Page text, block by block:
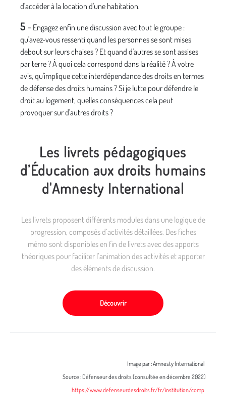
d'accéder à la location d'une habitation.
5- Engagez enfin une discussion avec tout le groupe :
qu'avez-vous ressenti quand les personnes se sont mises
debout sur leurs chaises ? Et quand d'autres se sont assises
par terre ? À quoi cela correspond dans la réalité ? À votre
avis, qu'implique cette interdépendance des droits en termes
de défense des droits humains ? Si je lutte pour défendre le
droit au logement, quelles conséquences cela peut
provoquer sur d'autres droits ?
Les livrets pédagogiques
d’Éducation aux droits humains
d'Amnesty International
Les livrets proposent différents modules dans une logique de
progression, composés d’activités détaillées. Des fiches
mémo sont disponibles en fin de livrets avec des apports
théoriques pour faciliter l’animation des activités et apporter
des éléments de discussion.
Découvrir
Image par : Amnesty International
Source : Défenseur des droits (consultée en décembre 2022)
https://www.defenseurdesdroits.fr/fr/institution/comp